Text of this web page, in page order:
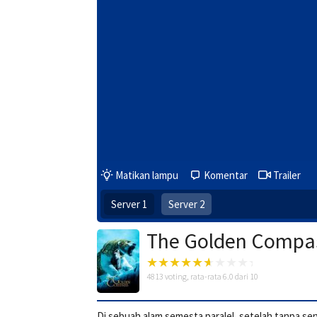
Matikan lampu Komentar Trailer
Server 1 Server 2
The Golden
4813 voting, rata-rata 6.0 dari 10